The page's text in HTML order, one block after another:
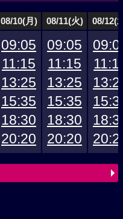
08/10(月) 08/11(火) 08/12(
09:05
11:15
13:25
15:35
18:30
20:20
09:05
11:15
13:25
15:35
18:30
20:20